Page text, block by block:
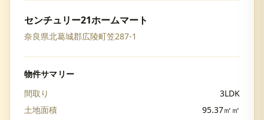
センチュリー21ホームマート
奈良県北葛城郡広陵町笠287-1
物件サマリー
間取り
3LDK
土地面積
95.37㎡㎡